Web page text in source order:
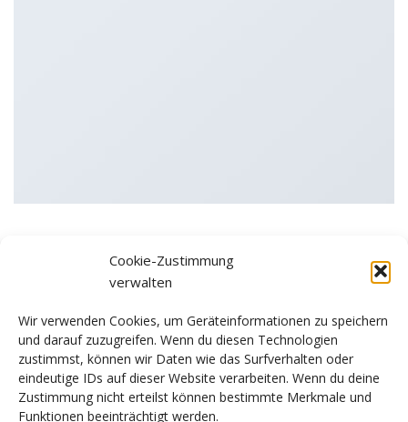
Cookie-Zustimmung
verwalten
Wir verwenden Cookies, um Geräteinformationen zu speichern
und darauf zuzugreifen. Wenn du diesen Technologien
zustimmst, können wir Daten wie das Surfverhalten oder
eindeutige IDs auf dieser Website verarbeiten. Wenn du deine
Zustimmung nicht erteilst können bestimmte Merkmale und
Funktionen beeinträchtigt werden.